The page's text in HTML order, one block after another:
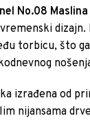
No.08
torbicu, što
izrađena od
nijansama